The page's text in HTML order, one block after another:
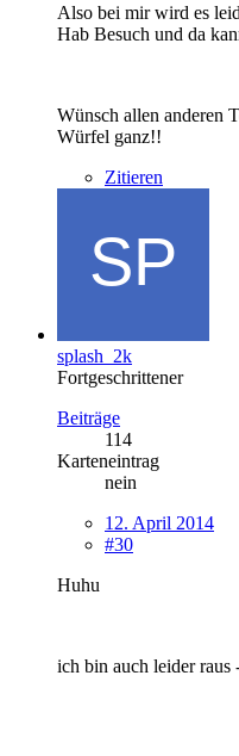
Also bei mir wird es
Hab Besuch und da
Wünsch allen anderen
Würfel ganz!!
Zitieren
splash_2k
Fortgeschrittener
Beiträge
114
Karteneintrag
nein
12. April 2014
#30
Huhu
ich bin auch leider raus